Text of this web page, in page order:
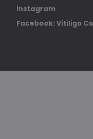
Instagram
Facebook: Vitiligo